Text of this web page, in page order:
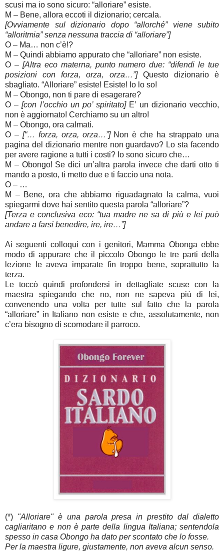
scusi ma io sono sicuro: “alloriare” esiste.
M – Bene, allora eccoti il dizionario; cercala.
[Ovviamente sul dizionario dopo “allorché” viene subito
“alloritmia” senza nessuna traccia di “alloriare”]
O – Ma… non c’è!?
M – Quindi abbiamo appurato che “alloriare” non esiste.
O – [Altra eco materna, punto numero due: “difendi le tue
posizioni con forza, orza, orza…”]Questo dizionario è
sbagliato. “Alloriare” esiste! Esiste! Io lo so!
M – Obongo, non ti pare di esagerare?
O –[con l’occhio un po’ spiritato]E’ un dizionario vecchio,
non è aggiornato! Cerchiamo su un altro!
M – Obongo, ora calmati.
O – [“… forza, orza, orza…”]Non è che ha strappato una
pagina del dizionario mentre non guardavo? Lo sta facendo
per avere ragione a tutti i costi? Io sono sicuro che…
M – Obongo! Se dici un’altra parola invece che darti otto ti
mando a posto, ti metto due e ti faccio una nota.
O – …
M – Bene, ora che abbiamo riguadagnato la calma, vuoi
spiegarmi dove hai sentito questa parola “alloriare”?
[Terza e conclusiva eco: “tua madre ne sa di più e lei può
andare a farsi benedire, ire, ire…”]
Ai seguenti colloqui con i genitori, Mamma Obonga ebbe
modo di appurare che il piccolo Obongo le tre parti della
lezione le aveva imparate fin troppo bene, soprattutto la
terza.
Le toccò quindi profondersi in dettagliate scuse con la
maestra spiegando che no, non ne sapeva più di lei,
convenendo una volta per tutte sul fatto che la parola
“alloriare” in Italiano non esiste e che, assolutamente, non
c’era bisogno di scomodare il parroco.
(*) "Alloriare" è una parola presa in prestito dal dialetto
cagliaritano e non è parte della lingua Italiana; sentendola
spesso in casa Obongo ha dato per scontato che lo fosse.
Per la maestra ligure, giustamente, non aveva alcun senso.